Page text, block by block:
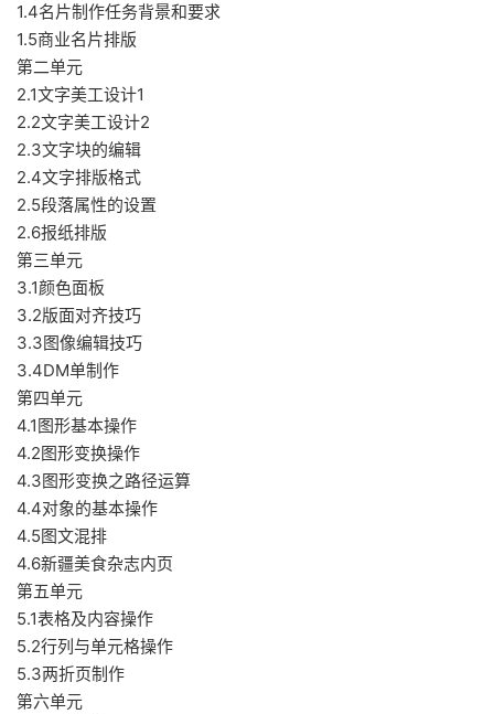
1.4名片制作任务背景和要求
1.5商业名片排版
第二单元
2.1文字美工设计1
2.2文字美工设计2
2.3文字块的编辑
2.4文字排版格式
2.5段落属性的设置
2.6报纸排版
第三单元
3.1颜色面板
3.2版面对齐技巧
3.3图像编辑技巧
3.4DM单制作
第四单元
4.1图形基本操作
4.2图形变换操作
4.3图形变换之路径运算
4.4对象的基本操作
4.5图文混排
4.6新疆美食杂志内页
第五单元
5.1表格及内容操作
5.2行列与单元格操作
5.3两折页制作
第六单元